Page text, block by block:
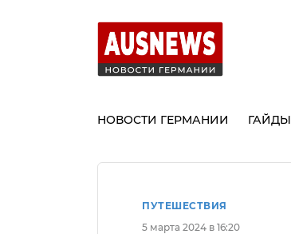
НОВОСТИ ГЕРМАНИИ ГАЙДЫ
ПУТЕШЕСТВИЯ
5 марта 2024 в 16:20